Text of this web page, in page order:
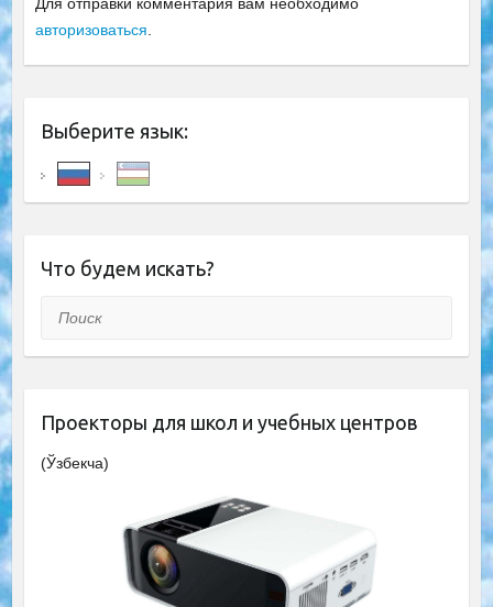
авторизоваться
Выберите язык:
Что будем искать?
Поиск
Проекторы для школ и учебных центров
(Ўзбекча)